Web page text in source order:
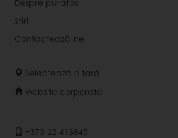
Știri
Contactează-ne
Selectează o țară
Website corporate
+373 22 413845